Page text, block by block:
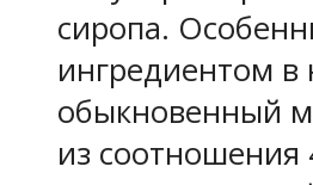
сиропа.
ингредиентом в
обыкновенный
из соотношения